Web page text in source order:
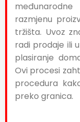
razmjenu
tržišta. Uvoz
radi prodaje ili
plasiranje
Ovi procesi
procedura
preko granica.